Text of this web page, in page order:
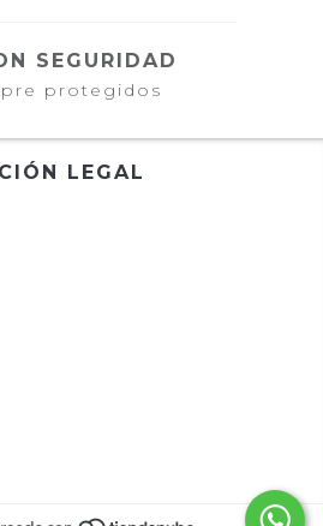
SEGURIDAD
protegidos
LEGAL